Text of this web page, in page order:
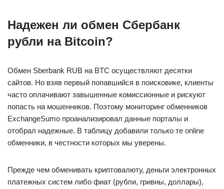
Надежен ли обмен Сбербанк
рубли на Bitcoin?
Обмен Sberbank RUB на BTC осуществляют десятки
сайтов. Но взяв первый попавшийся в поисковике, клиенты
часто оплачивают завышенные комиссионные и рискуют
попасть на мошенников. Поэтому мониторинг обменников
ExchangeSumo проанализировал данные порталы и
отобрал надежные. В таблицу добавили только те online
обменники, в честности которых мы уверены.
Прежде чем обменивать криптовалюту, деньги электронных
платежных систем либо фиат (рубли, гривны, доллары),